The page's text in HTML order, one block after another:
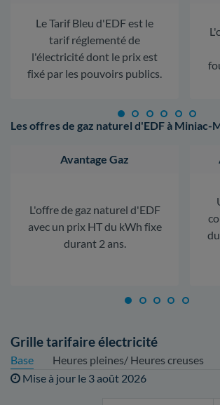
Le Tarif Bleu d'EDF est le
tarif réglementé de
l'électricité dont le prix est
fixé par les pouvoirs publics.
Les offres de gaz naturel d'EDF à Miniac-
Avantage Gaz
L'offre de gaz naturel d'EDF
avec un prix HT du kWh fixe
durant 2 ans.
Grille tarifaire électricité
Base
Heures pleines/ Heures creuses
Mise à jour le 3 août 2026